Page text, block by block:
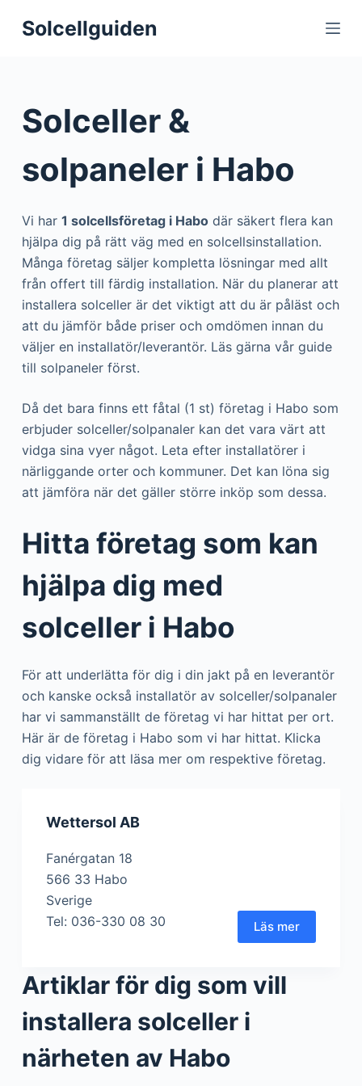
S
o
o
n
Solcellguiden
Solceller &
solpaneler i Habo
Vi har 1 solcellsföretag i Habodär säkert flera kan
hjälpa dig på rätt väg med en solcellsinstallation.
Många företag säljer kompletta lösningar med allt
från offert till färdig installation. När du planerar att
installera solceller är det viktigt att du är påläst och
att du jämför både priser och omdömen innan du
väljer en installatör/leverantör. Läs gärna vår guide
till solpaneler först.
Då det bara finns ett fåtal (1 st) företag i Habo som
erbjuder solceller/solpanaler kan det vara värt att
vidga sina vyer något. Leta efter installatörer i
närliggande orter och kommuner. Det kan löna sig
att jämföra när det gäller större inköp som dessa.
Hitta företag som kan
hjälpa dig med
solceller i Habo
För att underlätta för dig i din jakt på en leverantör
och kanske också installatör av solceller/solpanaler
har vi sammanställt de företag vi har hittat per ort.
Här är de företag i Habo som vi har hittat. Klicka
dig vidare för att läsa mer om respektive företag.
Wettersol AB
Fanérgatan 18
566 33 Habo
Sverige
Tel: 036-330 08 30
Läs mer
Artiklar för dig som vill
installera solceller i
närheten av Habo